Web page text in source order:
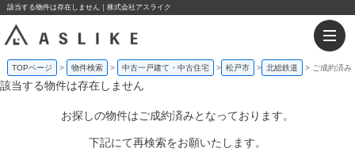
該当する物件は存在しません｜株式会社アスライク
TOPページ 物件検索 中古一戸建て・中古住宅 松戸市 北総鉄道 ご成約済み
該当する物件は存在しません
お探しの物件はご成約済みとなっております。
下記にて再検索をお願いたします。